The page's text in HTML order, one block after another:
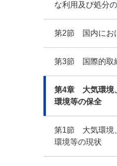
な利用及び処分
第2節 国内にお
第3節 国際的取
第4章 大気環境
環境等の保全
第1節 大気環境
環境等の現状